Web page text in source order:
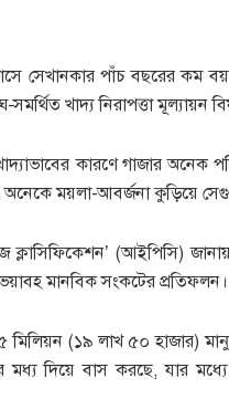
সেখানকার পাঁচ বছরের কম
খাদ্য নিরাপত্তা মূল্যায়ন
কারণে গাজার অনেক
ময়লা-আবর্জনা কুড়িয়ে সেগুলো
ক্লাসিফিকেশন’ (আইপিসি)
মানবিক সংকটের প্রতিফলন।
মিলিয়ন (১৯ লাখ ৫০ হাজার)
মধ্য দিয়ে বাস করছে, যার